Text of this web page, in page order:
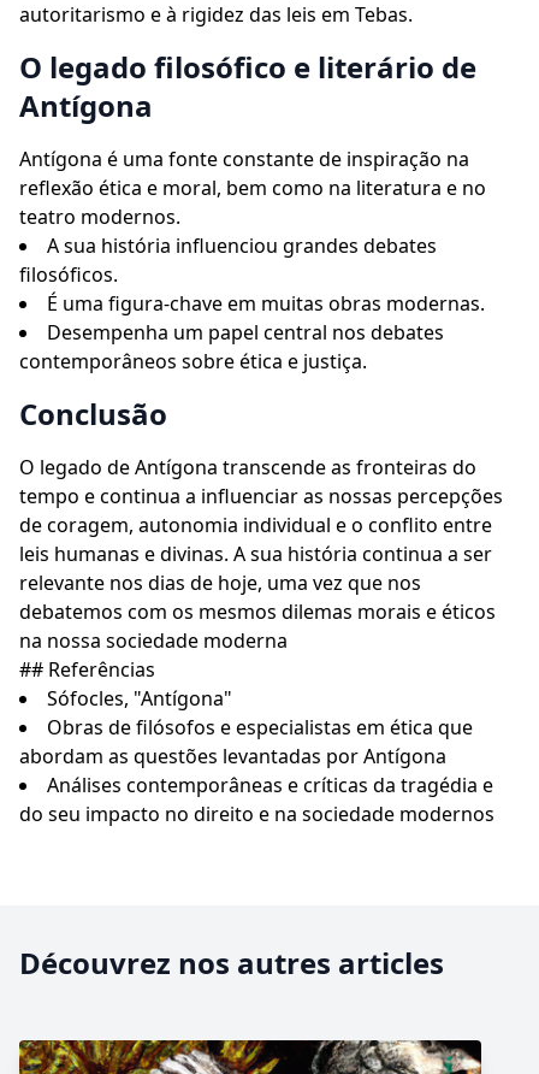
autoritarismo e à rigidez das leis em Tebas.
O legado filosófico e literário de
Antígona
Antígona é uma fonte constante de inspiração na
reflexão ética e moral, bem como na literatura e no
teatro modernos.
A sua história influenciou grandes debates
filosóficos.
É uma figura-chave em muitas obras modernas.
Desempenha um papel central nos debates
contemporâneos sobre ética e justiça.
Conclusão
O legado de Antígona transcende as fronteiras do
tempo e continua a influenciar as nossas percepções
de coragem, autonomia individual e o conflito entre
leis humanas e divinas. A sua história continua a ser
relevante nos dias de hoje, uma vez que nos
debatemos com os mesmos dilemas morais e éticos
na nossa sociedade moderna
## Referências
Sófocles, "Antígona"
Obras de filósofos e especialistas em ética que
abordam as questões levantadas por Antígona
Análises contemporâneas e críticas da tragédia e
do seu impacto no direito e na sociedade modernos
Découvrez nos autres articles